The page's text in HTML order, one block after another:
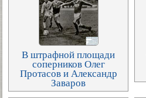
В штрафной площади
соперников Олег
Протасов и Александр
Заваров